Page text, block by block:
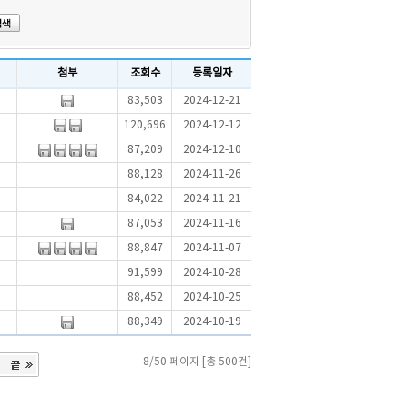
첨부 조회수 등록일자
83,503 2024-12-21
120,696 2024-12-12
87,209 2024-12-10
88,128 2024-11-26
84,022 2024-11-21
87,053 2024-11-16
88,847 2024-11-07
91,599 2024-10-28
88,452 2024-10-25
88,349 2024-10-19
8/50 페이지 [총 500건]